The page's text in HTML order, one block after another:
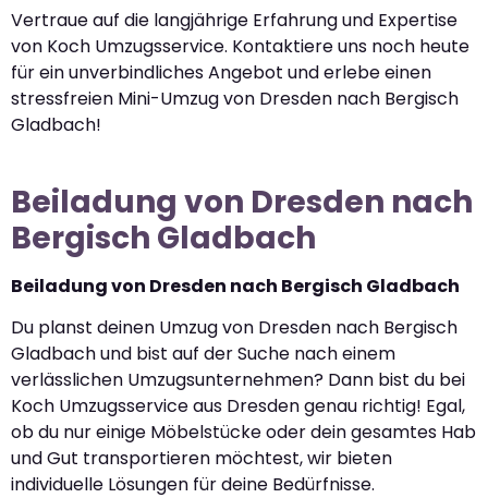
Vertraue auf die langjährige Erfahrung und Expertise
von Koch Umzugsservice. Kontaktiere uns noch heute
für ein unverbindliches Angebot und erlebe einen
stressfreien Mini-Umzug von Dresden nach Bergisch
Gladbach!
Beiladung von Dresden nach
Bergisch Gladbach
Beiladung von Dresden nach Bergisch Gladbach
Du planst deinen Umzug von Dresden nach Bergisch
Gladbach und bist auf der Suche nach einem
verlässlichen Umzugsunternehmen? Dann bist du bei
Koch Umzugsservice aus Dresden genau richtig! Egal,
ob du nur einige Möbelstücke oder dein gesamtes Hab
und Gut transportieren möchtest, wir bieten
individuelle Lösungen für deine Bedürfnisse.